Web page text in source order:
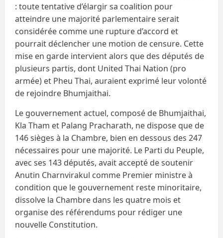
: toute tentative d’élargir sa coalition pour
atteindre une majorité parlementaire serait
considérée comme une rupture d’accord et
pourrait déclencher une motion de censure. Cette
mise en garde intervient alors que des députés de
plusieurs partis, dont United Thai Nation (pro
armée) et Pheu Thai, auraient exprimé leur volonté
de rejoindre Bhumjaithai.
Le gouvernement actuel, composé de Bhumjaithai,
Kla Tham et Palang Pracharath, ne dispose que de
146 sièges à la Chambre, bien en dessous des 247
nécessaires pour une majorité. Le Parti du Peuple,
avec ses 143 députés, avait accepté de soutenir
Anutin Charnvirakul comme Premier ministre à
condition que le gouvernement reste minoritaire,
dissolve la Chambre dans les quatre mois et
organise des référendums pour rédiger une
nouvelle Constitution.